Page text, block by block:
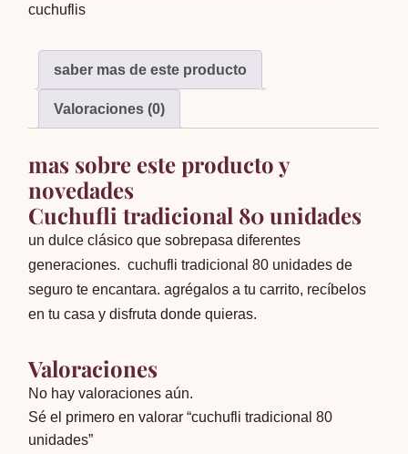
cuchuflis
saber mas de este producto
Valoraciones (0)
mas sobre este producto y
novedades
Cuchufli tradicional 80 unidades
un dulce clásico que sobrepasa diferentes
generaciones. cuchufli tradicional 80 unidades de
seguro te encantara. agrégalos a tu carrito, recíbelos
en tu casa y disfruta donde quieras.
Valoraciones
No hay valoraciones aún.
Sé el primero en valorar “cuchufli tradicional 80
unidades”